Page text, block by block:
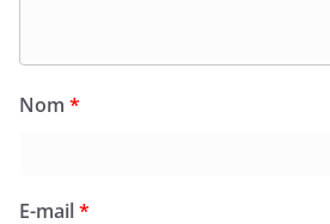
Nom *
E-mail*